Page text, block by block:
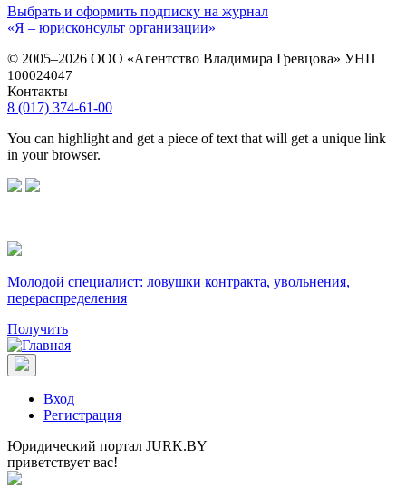
Выбрать и оформить подписку на журнал
«Я – юрисконсульт организации»
© 2005–2026 ООО «Агентство Владимира Гревцова» УНП
100024047
Контакты
8 (017) 374-61-00
You can highlight and get a piece of text that will get a unique link
in your browser.
Молодой специалист: ловушки контракта, увольнения,
перераспределения
Получить
Вход
Регистрация
Юридический портал JURK.BY
приветствует вас!